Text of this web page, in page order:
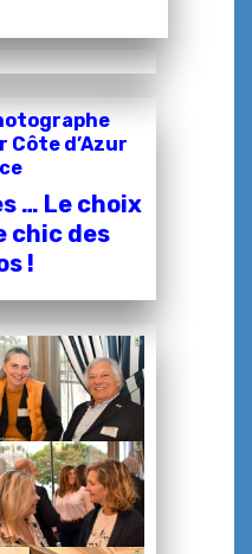
Côte d’Azur
… Le choix
chic des
!